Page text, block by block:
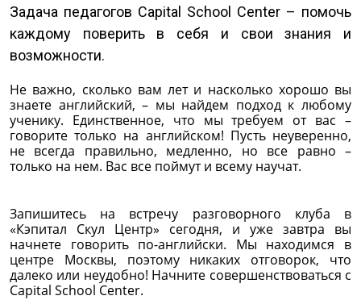
Задача педагогов Capital School Center – помочь
каждому поверить в себя и свои знания и
возможности.
Не важно, сколько вам лет и насколько хорошо вы
знаете английский, – мы найдем подход к любому
ученику. Единственное, что мы требуем от вас –
говорите только на английском! Пусть неуверенно,
не всегда правильно, медленно, но все равно –
только на нем. Вас все поймут и всему научат.
Запишитесь на встречу разговорного клуба в
«Кэпитал Скул Центр» сегодня, и уже завтра вы
начнете говорить по-английски. Мы находимся в
центре Москвы, поэтому никаких отговорок, что
далеко или неудобно! Начните совершенствоваться с
Capital School Center.